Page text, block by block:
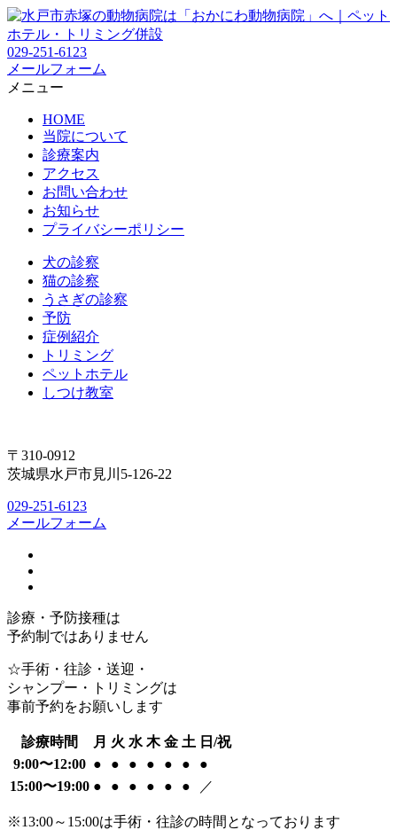
029-251-6123
メールフォーム
メニュー
HOME
当院について
診療案内
アクセス
お問い合わせ
お知らせ
プライバシーポリシー
犬の診察
猫の診察
うさぎの診察
予防
症例紹介
トリミング
ペットホテル
しつけ教室
〒310-0912
茨城県水戸市見川5-126-22
029-251-6123
メールフォーム
診療・予防接種は
予約制ではありません
☆手術・往診・送迎・
シャンプー・トリミングは
事前予約をお願いします
診療時間 月 火 水 木 金 土 日/祝
9:00〜12:00 ● ● ● ● ● ●
●
15:00〜19:00 ● ● ● ● ● ● ／
※13:00～15:00は手術・往診の時間となっております